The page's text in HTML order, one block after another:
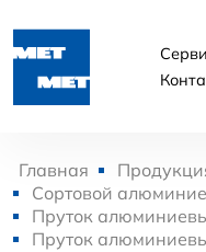
Главная
Сортовой
Пруток
Пруток